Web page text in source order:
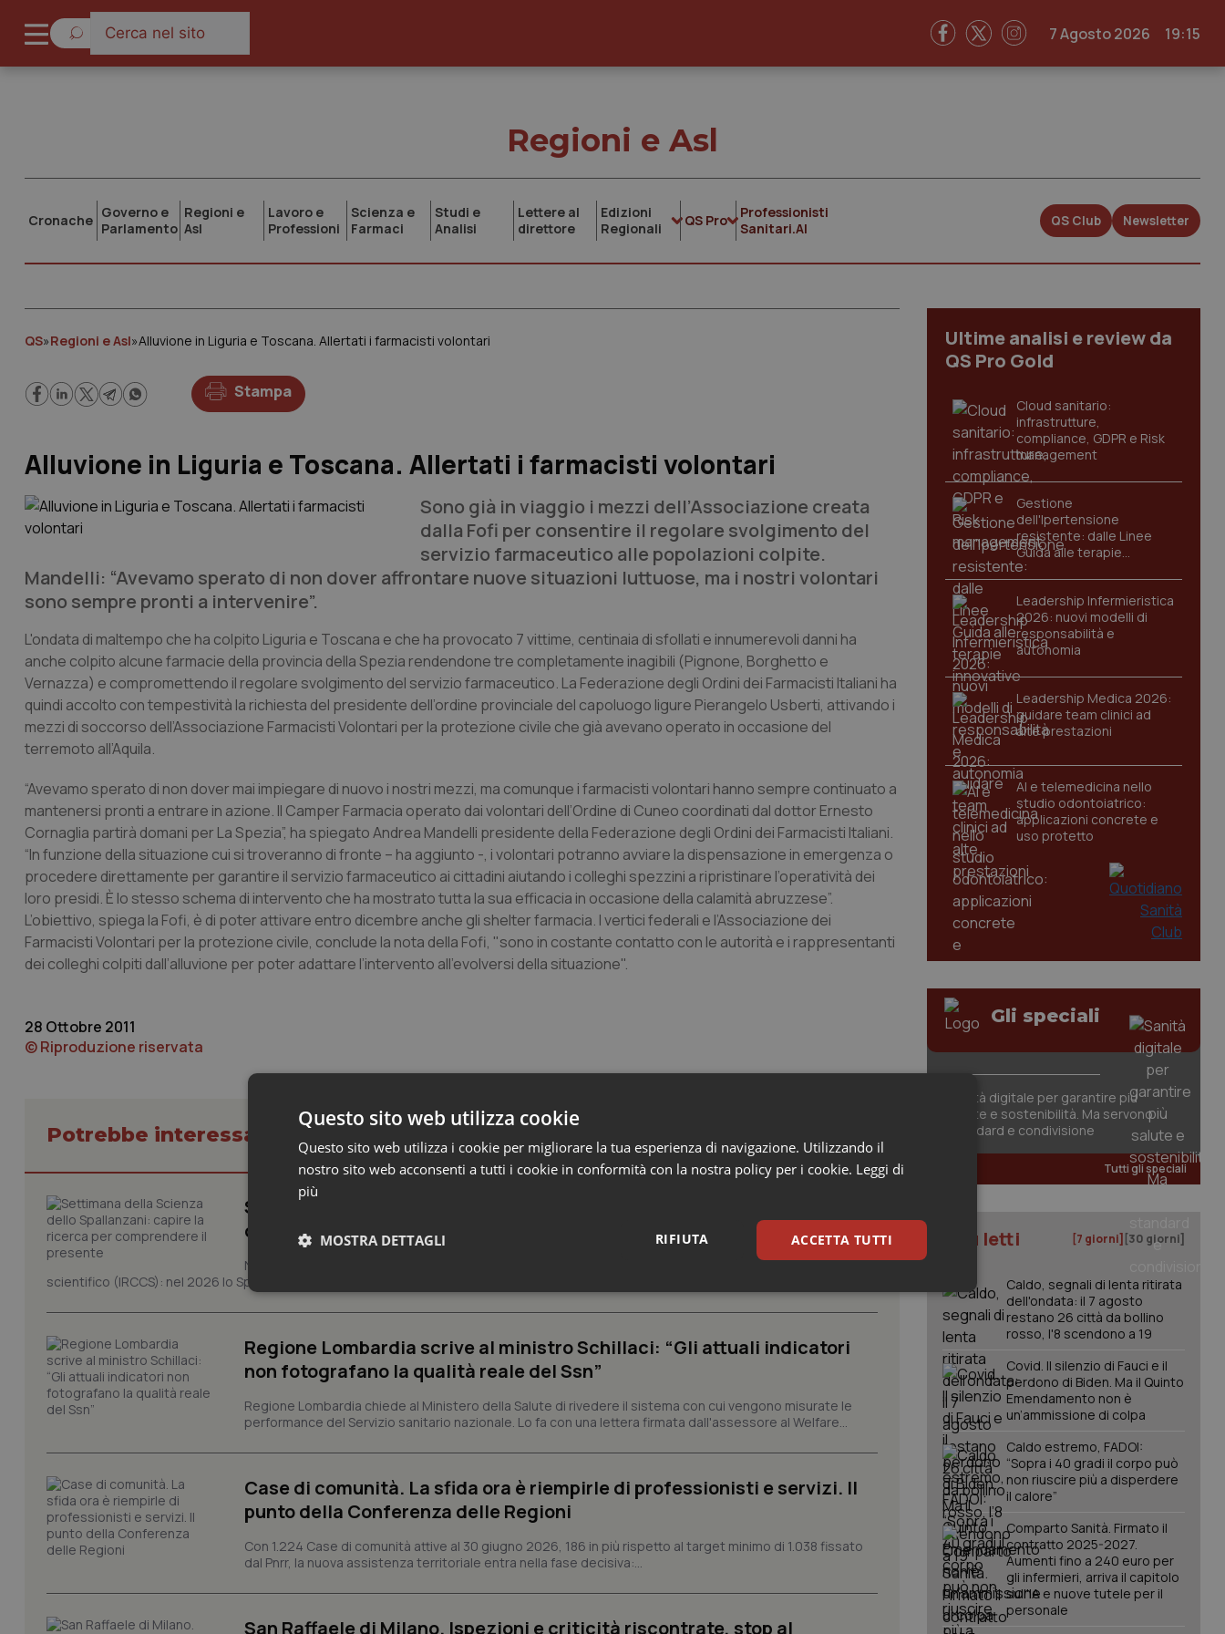
7 Agosto 2026 19:15
Regioni e Asl
Cronache Governo e
Parlamento
Regioni e
Asl
Lavoro e
Professioni
Scienza e
Farmaci
Studi e
Analisi
Lettere al
direttore
Edizioni
Regionali
QS Pro
Professionisti
Sanitari.AI
QS Club Newsletter
QS»Regioni e Asl»Alluvione in Liguria e Toscana. Allertati i farmacisti volontari
Stampa
Alluvione in Liguria e Toscana. Allertati i farmacisti volontari
Sono già in viaggio i mezzi dell’Associazione creata
dalla Fofi per consentire il regolare svolgimento del
servizio farmaceutico alle popolazioni colpite.
Mandelli: “Avevamo sperato di non dover affrontare nuove situazioni luttuose, ma i nostri volontari
sono sempre pronti a intervenire”.
L'ondata di maltempo che ha colpito Liguria e Toscana e che ha provocato 7 vittime, centinaia di sfollati e innumerevoli danni ha
anche colpito alcune farmacie della provincia della Spezia rendendone tre completamente inagibili (Pignone, Borghetto e
Vernazza) e compromettendo il regolare svolgimento del servizio farmaceutico. La Federazione degli Ordini dei Farmacisti Italiani ha
quindi accolto con tempestività la richiesta del presidente dell’ordine provinciale del capoluogo ligure Pierangelo Usberti, attivando i
mezzi di soccorso dell’Associazione Farmacisti Volontari per la protezione civile che già avevano operato in occasione del
terremoto all’Aquila.
“Avevamo sperato di non dover mai impiegare di nuovo i nostri mezzi, ma comunque i farmacisti volontari hanno sempre continuato a
mantenersi pronti a entrare in azione. Il Camper Farmacia operato dai volontari dell’Ordine di Cuneo coordinati dal dottor Ernesto
Cornaglia partirà domani per La Spezia”, ha spiegato Andrea Mandelli presidente della Federazione degli Ordini dei Farmacisti Italiani.
“In funzione della situazione cui si troveranno di fronte – ha aggiunto -, i volontari potranno avviare la dispensazione in emergenza o
procedere direttamente per garantire il servizio farmaceutico ai cittadini aiutando i colleghi spezzini a ripristinare l’operatività dei
loro presidi. È lo stesso schema di intervento che ha mostrato tutta la sua efficacia in occasione della calamità abruzzese”.
L’obiettivo, spiega la Fofi, è di poter attivare entro dicembre anche gli shelter farmacia. I vertici federali e l’Associazione dei
Farmacisti Volontari per la protezione civile, conclude la nota della Fofi, "sono in costante contatto con le autorità e i rappresentanti
dei colleghi colpiti dall’alluvione per poter adattare l’intervento all’evolversi della situazione".
28 Ottobre 2011
© Riproduzione riservata
Potrebbe interessarti in Regioni e Asl
Settimana della Scienza dello Spallanzani: capire la ricerca per
comprendere il presente
Novant'anni dalla fondazione e trent'anni dal riconoscimento come Istituto di ricovero e cura a carattere
scientifico (IRCCS): nel 2026 lo Spallanzani celebra due ricorrenze che rappresentano l'occasione per riflettere sul...
Regione Lombardia scrive al ministro Schillaci: “Gli attuali indicatori
non fotografano la qualità reale del Ssn”
Regione Lombardia chiede al Ministero della Salute di rivedere il sistema con cui vengono misurate le
performance del Servizio sanitario nazionale. Lo fa con una lettera firmata dall'assessore al Welfare...
Case di comunità. La sfida ora è riempirle di professionisti e servizi. Il
punto della Conferenza delle Regioni
Con 1.224 Case di comunità attive al 30 giugno 2026, 186 in più rispetto al target minimo di 1.038 fissato
dal Pnrr, la nuova assistenza territoriale entra nella fase decisiva:...
San Raffaele di Milano. Ispezioni e criticità riscontrate, stop al
Ultime analisi e review da
QS Pro Gold
Cloud sanitario:
infrastrutture,
compliance, GDPR e Risk
management
Gestione
dell'Ipertensione
resistente: dalle Linee
Guida alle terapie
innovative
Leadership Infermieristica
2026: nuovi modelli di
responsabilità e
autonomia
Leadership Medica 2026:
guidare team clinici ad
alte prestazioni
AI e telemedicina nello
studio odontoiatrico:
applicazioni concrete e
uso protetto
Gli speciali
Sanità digitale per garantire più
salute e sostenibilità. Ma servono
standard e condivisione
Tutti gli speciali
I più letti [7 giorni] [30 giorni]
Caldo, segnali di lenta ritirata
dell'ondata: il 7 agosto
restano 26 città da bollino
rosso, l'8 scendono a 19
Covid. Il silenzio di Fauci e il
perdono di Biden. Ma il Quinto
Emendamento non è
un’ammissione di colpa
Caldo estremo, FADOI:
“Sopra i 40 gradi il corpo può
non riuscire più a disperdere
il calore”
Comparto Sanità. Firmato il
contratto 2025-2027.
Aumenti fino a 240 euro per
gli infermieri, arriva il capitolo
sull'IA e nuove tutele per il
personale
Questo sito web utilizza cookie
Questo sito web utilizza i cookie per migliorare la tua esperienza di navigazione. Utilizzando il
nostro sito web acconsenti a tutti i cookie in conformità con la nostra policy per i cookie. Leggi di
più
ACCETTA TUTTI
RIFIUTA
MOSTRA DETTAGLI
Necessari Statistici Marketing
Necessari Statistici Marketing
I cookie necessari contribuiscono a rendere fruibile il sito web abilitandone funzionalità di base quali la navigazione sulle pagine
Nome
Fornitore /Dominio Scadenza
Descrizione
settimane
interazione con il sito. Registra i dati sul consenso
www.quotidianosanita.it
settimane
Script.com per ricordare le preferenze di consenso